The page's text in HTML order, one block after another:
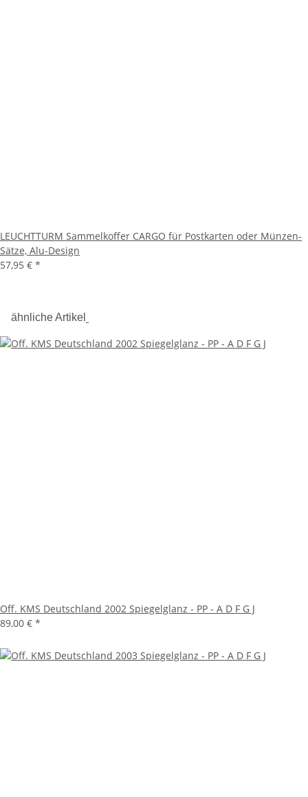
LEUCHTTURM Sammelkoffer CARGO für Postkarten oder Münzen-
Sätze, Alu-Design
57,95 € *
ähnliche Artikel
Off. KMS Deutschland 2002 Spiegelglanz - PP - A D F G J
89,00 € *